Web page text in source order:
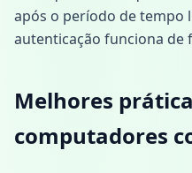
após o período de tempo
autenticação funciona de
Melhores
computadores